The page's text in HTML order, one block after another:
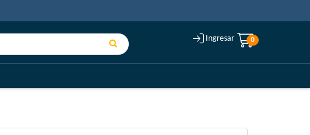
Ingresar 0